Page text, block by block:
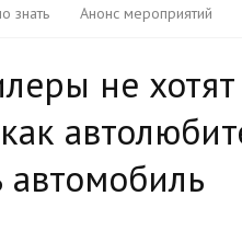
знать Анонс мероприятий
не
автомобиль